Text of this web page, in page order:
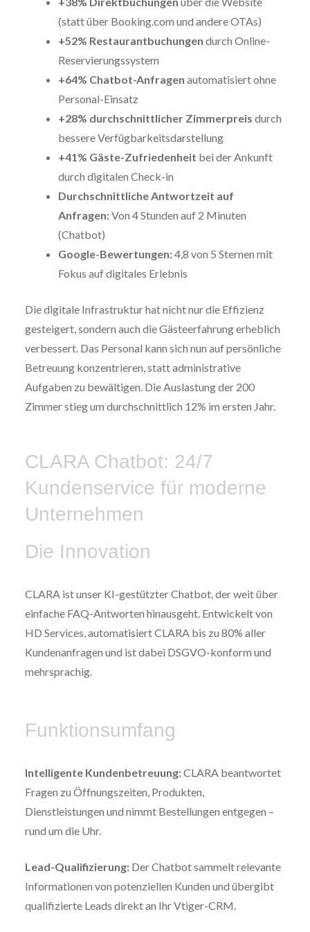
(statt über Booking.com und andere OTAs)
+52% Restaurantbuchungen durch Online-
Reservierungssystem
+64% Chatbot-Anfragen automatisiert ohne
Personal-Einsatz
+28% durchschnittlicher Zimmerpreis durch
bessere Verfügbarkeitsdarstellung
+41% Gäste-Zufriedenheit bei der Ankunft
durch digitalen Check-in
Durchschnittliche Antwortzeit auf
Anfragen:Von 4 Stunden auf 2 Minuten
(Chatbot)
Google-Bewertungen:4,8 von 5 Sternen mit
Fokus auf digitales Erlebnis
Die digitale Infrastruktur hat nicht nur die Effizienz
gesteigert, sondern auch die Gästeerfahrung erheblich
verbessert. Das Personal kann sich nun auf persönliche
Betreuung konzentrieren, statt administrative
Aufgaben zu bewältigen. Die Auslastung der 200
Zimmer stieg um durchschnittlich 12% im ersten Jahr.
CLARA Chatbot: 24/7
Kundenservice für moderne
Unternehmen
Die Innovation
CLARA ist unser KI-gestützter Chatbot, der weit über
einfache FAQ-Antworten hinausgeht. Entwickelt von
HD Services, automatisiert CLARA bis zu 80% aller
Kundenanfragen und ist dabei DSGVO-konform und
mehrsprachig.
Funktionsumfang
Intelligente Kundenbetreuung:CLARA beantwortet
Fragen zu Öffnungszeiten, Produkten,
Dienstleistungen und nimmt Bestellungen entgegen –
rund um die Uhr.
Lead-Qualifizierung:Der Chatbot sammelt relevante
Informationen von potenziellen Kunden und übergibt
qualifizierte Leads direkt an Ihr Vtiger-CRM.